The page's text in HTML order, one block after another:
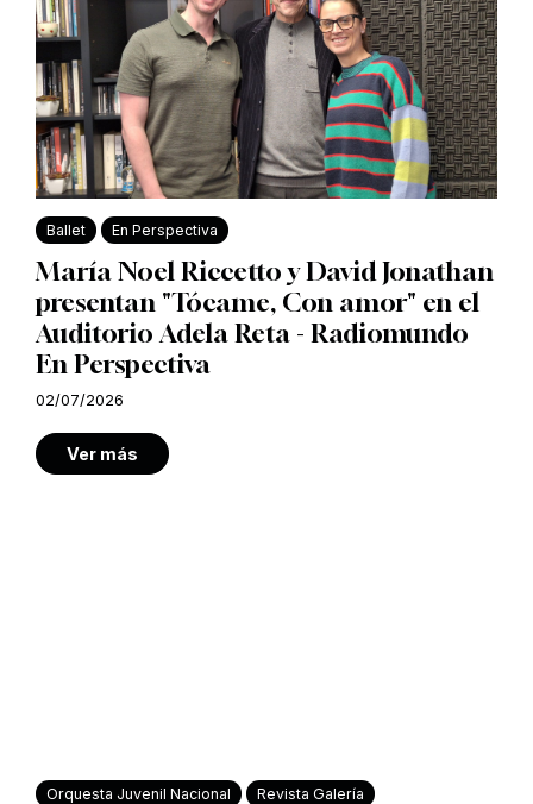
Ballet En Perspectiva
María Noel Riccetto y David Jonathan
presentan "Tócame, Con amor" en el
Auditorio Adela Reta - Radiomundo
En Perspectiva
02/07/2026
Ver más
Orquesta Juvenil Nacional Revista Galería